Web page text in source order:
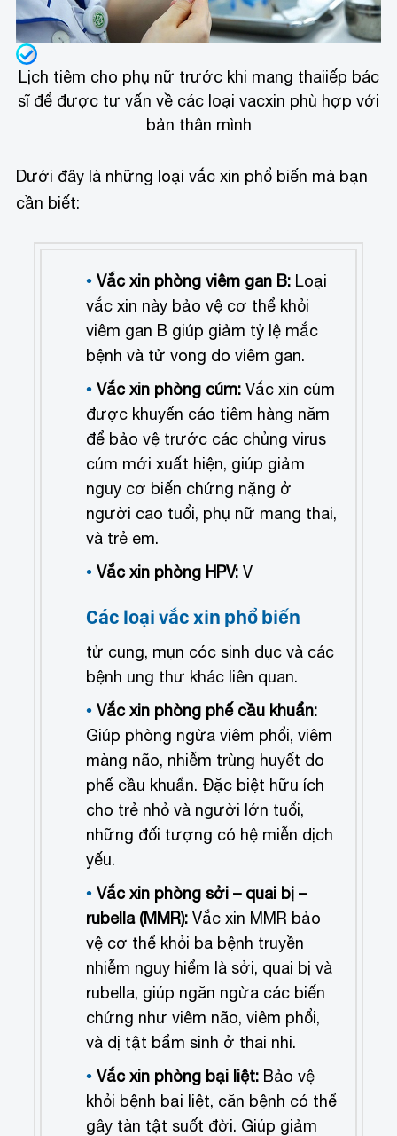
Lịch tiêm cho phụ nữ trước khi mang thaiiếp bác
sĩ để được tư vấn về các loại vacxin phù hợp với
bản thân mình
Dưới đây là những loại vắc xin phổ biến mà bạn
cần biết:
Vắc xin phòng viêm gan B: Loại
vắc xin này bảo vệ cơ thể khỏi
viêm gan B giúp giảm tỷ lệ mắc
bệnh và tử vong do viêm gan.
Vắc xin phòng cúm:Vắc xin cúm
được khuyến cáo tiêm hàng năm
để bảo vệ trước các chủng virus
cúm mới xuất hiện, giúp giảm
nguy cơ biến chứng nặng ở
người cao tuổi, phụ nữ mang thai,
và trẻ em.
Vắc xin phòng HPV:V
Các loại vắc xin phổ biến
tử cung, mụn cóc sinh dục và các
bệnh ung thư khác liên quan.
Vắc xin phòng phế cầu khuẩn:
Giúp phòng ngừa viêm phổi, viêm
màng não, nhiễm trùng huyết do
phế cầu khuẩn. Đặc biệt hữu ích
cho trẻ nhỏ và người lớn tuổi,
những đối tượng có hệ miễn dịch
yếu.
Vắc xin phòng sởi – quai bị –
rubella (MMR):Vắc xin MMR bảo
vệ cơ thể khỏi ba bệnh truyền
nhiễm nguy hiểm là sởi, quai bị và
rubella, giúp ngăn ngừa các biến
chứng như viêm não, viêm phổi,
và dị tật bẩm sinh ở thai nhi.
Vắc xin phòng bại liệt: Bảo vệ
khỏi bệnh bại liệt, căn bệnh có thể
gây tàn tật suốt đời. Giúp giảm